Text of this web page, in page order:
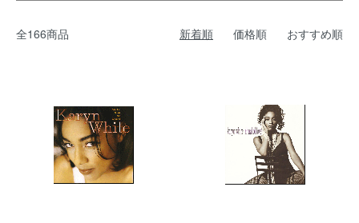
全166商品 新着順 価格順 おすすめ順